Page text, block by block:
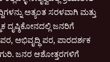
ಅತ್ಯಂತ ಸರಳವಾಗಿ ಮತ್ತು
ದೃಷ್ಠಿಕೋನದಲ್ಲಿ ಜನರಿಗೆ
ಅಭಿವೃದ್ಧಿ ಪರ, ಪಾರದರ್ಶಕ
ಜನರ ಆಶೋತ್ತರಗಳಿಗೆ